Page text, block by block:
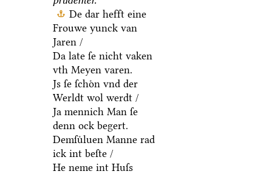
De dar hefft eine
Frouwe yunck van
Jaren /
Da late ſe nicht vaken
vth Meyen varen.
Js ſe ſchoͤn vnd der
Werldt wol werdt /
Ja mennich Man ſe
denn ock begert.
Demſuͤluen Manne rad
ick int beſte /
He neme int Huſs